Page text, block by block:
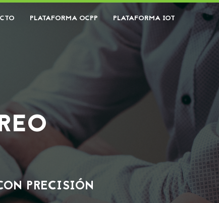
PLATAFORMA OCPP PLATAFORMA IOT
PRECISIÓN